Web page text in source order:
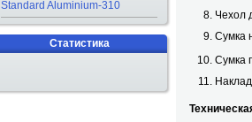
Чехол
Сумка
Сумка
Standard Aluminium-310
Статистика